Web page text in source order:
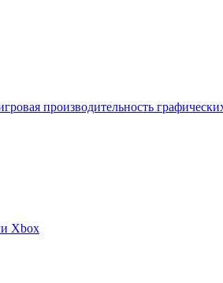
производительность
Xbox